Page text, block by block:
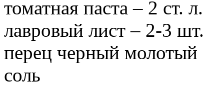
томатная паста – 2 ст. л.
лавровый лист – 2-3 шт.
перец черный молотый
соль